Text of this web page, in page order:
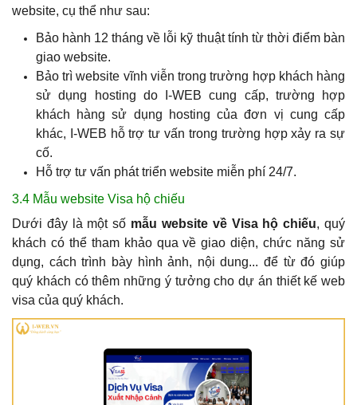
website, cụ thể như sau:
Bảo hành 12 tháng về lỗi kỹ thuật tính từ thời điểm bàn
giao website.
Bảo trì website vĩnh viễn trong trường hợp khách hàng
sử dụng hosting do I-WEB cung cấp, trường hợp
khách hàng sử dụng hosting của đơn vị cung cấp
khác, I-WEB hỗ trợ tư vấn trong trường hợp xảy ra sự
cố.
Hỗ trợ tư vấn phát triển website miễn phí 24/7.
3.4 Mẫu website Visa hộ chiếu
Dưới đây là một số mẫu website về Visa hộ chiếu, quý
khách có thể tham khảo qua về giao diện, chức năng sử
dụng, cách trình bày hình ảnh, nội dung... để từ đó giúp
quý khách có thêm những ý tưởng cho dự án thiết kế web
visa của quý khách.